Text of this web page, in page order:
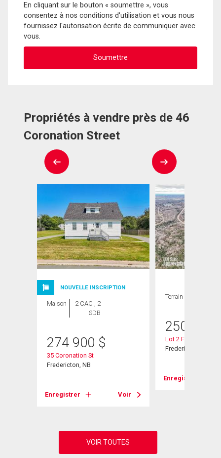
En cliquant sur le bouton « soumettre », vous
consentez à nos conditions d'utilisation et vous nous
fournissez l'autorisation écrite de communiquer avec
vous.
Propriétés à vendre près de 46
Coronation Street
NOUVELLE INSCRIPTION
Maison
2 CAC , 2
SDB
274 900 $
35 Coronation St
Fredericton, NB
Enregistrer Voir
Terrain
250 000
Lot 2 Fisher Ave
Fredericton, NB
Enregistrer